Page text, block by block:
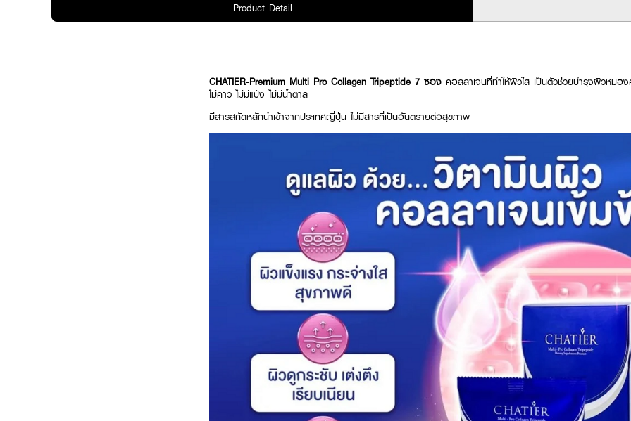
Product Detail
CHATIER-Premium Multi Pro Collagen Tripeptide 7 ซอง คอลลาเจนที่ทำให้ผิวใส เป็นตัวช่วยบำรุงผิวหม
ไม่คาว ไม่มีแป้ง ไม่มีน้ำตาล
มีสารสกัดหลักนำเข้าจากประเทศญี่ปุ่น ไม่มีสารที่เป็นอันตรายต่อสุขภาพ